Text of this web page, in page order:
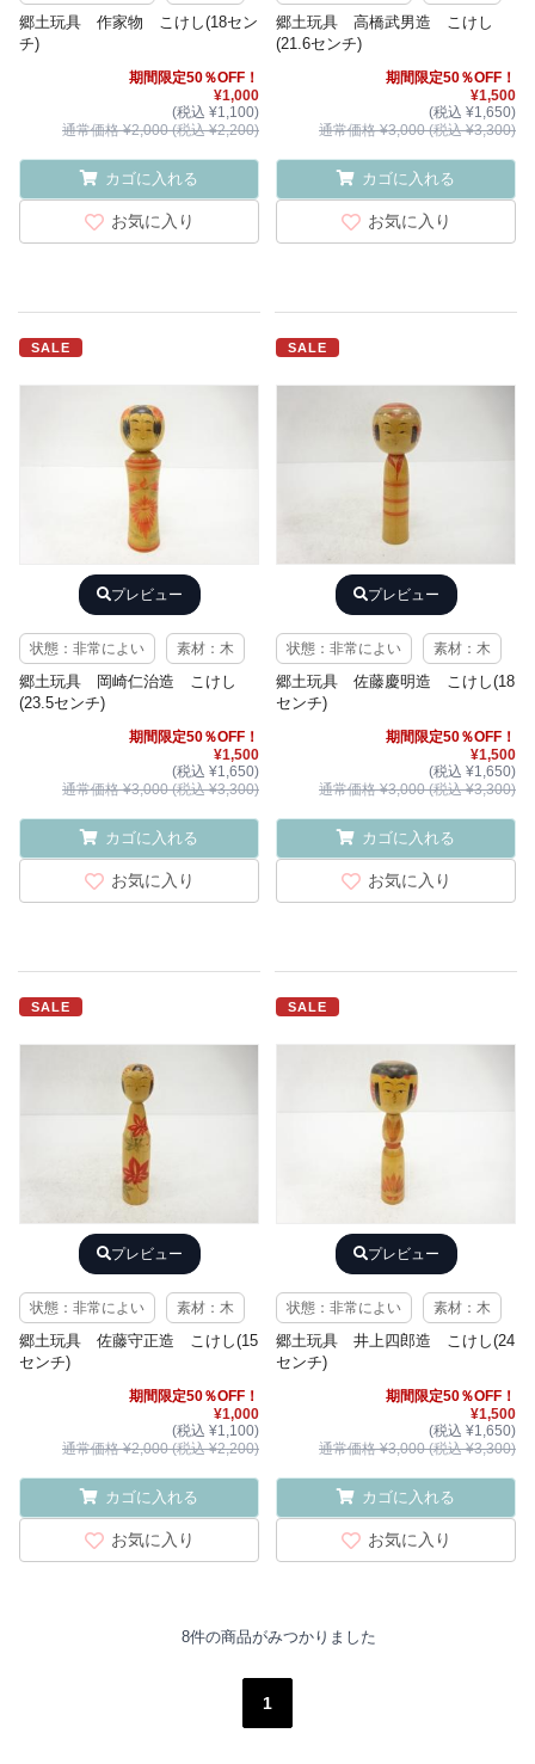
郷土玩具 作家物 こけし(18セン
チ)
期間限定50％OFF！
¥1,000
(税込 ¥1,100)
通常価格 ¥2,000 (税込 ¥2,200)
カゴに入れる
お気に入り
郷土玩具 高橋武男造 こけし
(21.6センチ)
期間限定50％OFF！
¥1,500
(税込 ¥1,650)
通常価格 ¥3,000 (税込 ¥3,300)
カゴに入れる
お気に入り
SALE
プレビュー
状態：非常によい 素材：木
郷土玩具 岡崎仁治造 こけし
(23.5センチ)
期間限定50％OFF！
¥1,500
(税込 ¥1,650)
通常価格 ¥3,000 (税込 ¥3,300)
カゴに入れる
お気に入り
SALE
プレビュー
状態：非常によい 素材：木
郷土玩具 佐藤慶明造 こけし(18
センチ)
期間限定50％OFF！
¥1,500
(税込 ¥1,650)
通常価格 ¥3,000 (税込 ¥3,300)
カゴに入れる
お気に入り
SALE
プレビュー
状態：非常によい 素材：木
郷土玩具 佐藤守正造 こけし(15
センチ)
期間限定50％OFF！
¥1,000
(税込 ¥1,100)
通常価格 ¥2,000 (税込 ¥2,200)
カゴに入れる
お気に入り
SALE
プレビュー
状態：非常によい 素材：木
郷土玩具 井上四郎造 こけし(24
センチ)
期間限定50％OFF！
¥1,500
(税込 ¥1,650)
通常価格 ¥3,000 (税込 ¥3,300)
カゴに入れる
お気に入り
8件の商品がみつかりました
1